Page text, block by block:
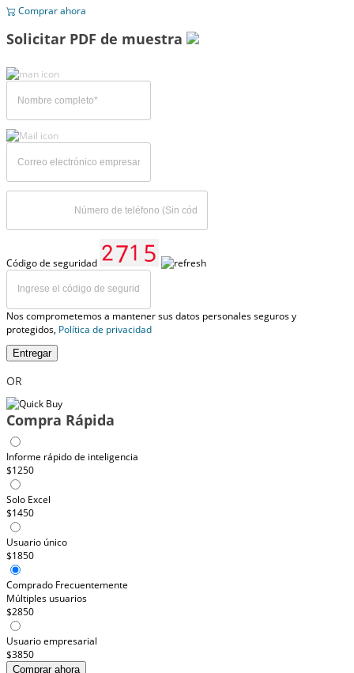
Comprar ahora
Solicitar PDF de muestra
Código de seguridad
Nos comprometemos a mantener sus datos personales seguros y
protegidos, Política de privacidad
Entregar
OR
Compra Rápida
Informe rápido de inteligencia
$1250
Solo Excel
$1450
Usuario único
$1850
Comprado Frecuentemente
Múltiples usuarios
$2850
Usuario empresarial
$3850
Comprar ahora